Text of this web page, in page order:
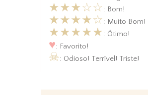
★★★☆☆: Bom!
★★★★☆: Muito Bom!
★★★★★: Ótimo!
♥: Favorito!
☠: Odioso! Terrível! Triste!